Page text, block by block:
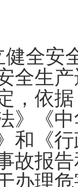
全安
全生
，依
》《
和《
故报
办理